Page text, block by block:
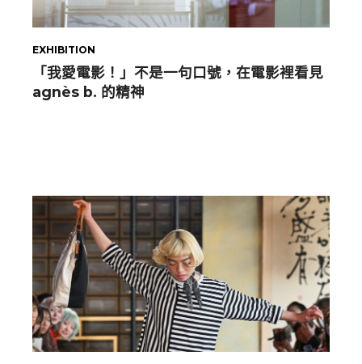
EXHIBITION
「我愛電影！」不是一句口號，在電影裡看見
agnès b. 的精神